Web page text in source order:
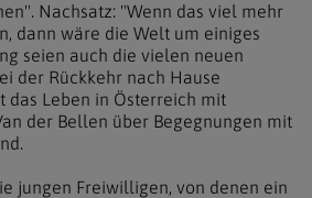
Nachsatz: "Wenn das viel mehr
dann wäre die Welt um einiges
seien auch die vielen neuen
der Rückkehr nach Hause
das Leben in Österreich mit
der Bellen über Begegnungen mit
jungen Freiwilligen, von denen ein